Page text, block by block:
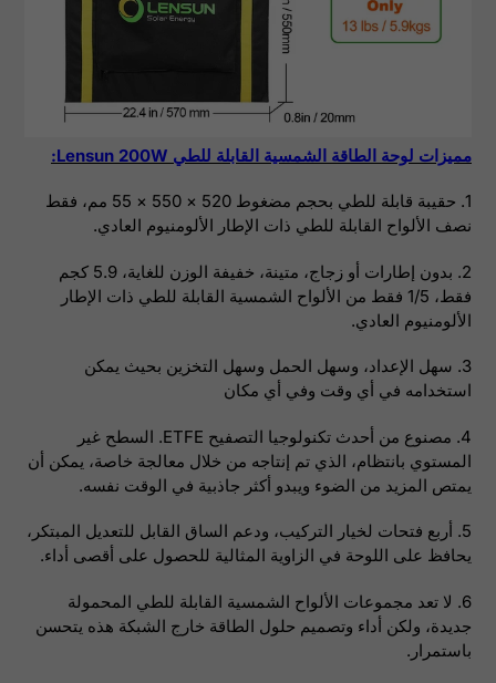
مميزات لوحة الطاقة الشمسية القابلة للطي Lensun 200W:
1. حقيبة قابلة للطي بحجم مضغوط 520 × 550 × 55 مم، فقط
نصف الألواح القابلة للطي ذات الإطار الألومنيوم العادي.
2. بدون إطارات أو زجاج، متينة، خفيفة الوزن للغاية، 5.9 كجم
فقط، 1/5 فقط من الألواح الشمسية القابلة للطي ذات الإطار
الألومنيوم العادي.
3. سهل الإعداد، وسهل الحمل وسهل التخزين بحيث يمكن
استخدامه في أي وقت وفي أي مكان
4. مصنوع من أحدث تكنولوجيا التصفيح ETFE. السطح غير
المستوي بانتظام، الذي تم إنتاجه من خلال معالجة خاصة، يمكن أن
يمتص المزيد من الضوء ويبدو أكثر جاذبية في الوقت نفسه.
5. أربع فتحات لخيار التركيب، ودعم الساق القابل للتعديل المبتكر،
يحافظ على اللوحة في الزاوية المثالية للحصول على أقصى أداء.
6. لا تعد مجموعات الألواح الشمسية القابلة للطي المحمولة
جديدة، ولكن أداء وتصميم حلول الطاقة خارج الشبكة هذه يتحسن
باستمرار.